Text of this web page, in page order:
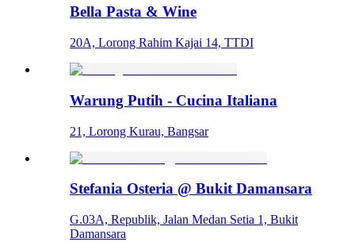
Bella Pasta & Wine
20A, Lorong Rahim Kajai 14, TTDI
Warung Putih - Cucina Italiana
21, Lorong Kurau, Bangsar
Stefania Osteria @ Bukit Damansara
G.03A, Republik, Jalan Medan Setia 1, Bukit
Damansara